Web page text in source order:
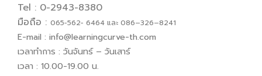
Tel : 0-2943-8380
มือถือ : 065−562− 6464 และ 086–326–8241
E-mail : info@learningcurve-th.com
เวลาทำการ : วันจันทร์ – วันเสาร์
เวลา : 10.00-19.00 น.